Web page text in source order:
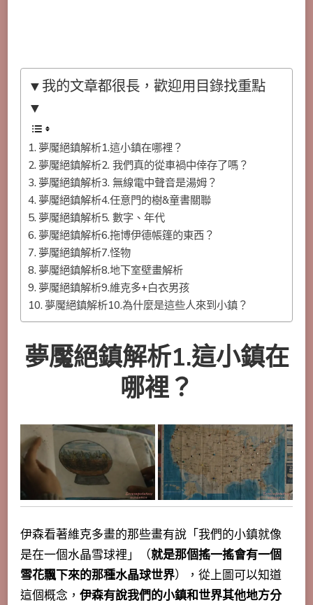
▼我的文章都很長，歡迎用目錄找重點
▼
夢魘絕鎮解析1.這小鎮在哪裡？
夢魘絕鎮解析2. 我們真的從車禍中倖存了嗎？
夢魘絕鎮解析3. 無線電中聲音是湯姆？
夢魘絕鎮解析4.任意門的樹&童書關聯
夢魘絕鎮解析5. 數字、年代
夢魘絕鎮解析6.拖博伊德帳篷的東西？
夢魘絕鎮解析7.怪物
夢魘絕鎮解析8.地下室壁畫解析
夢魘絕鎮解析9.維克多+白衣男孩
夢魘絕鎮解析10.為什麼是這些人來到小鎮？
夢魘絕鎮解析1.這小鎮在
哪裡？
伊森看著維克多畫的那些畫有說「我們的小鎮就像
是在一個水晶雪球裡」（就是那個搖一搖會有一個
雪花飄下來的那種水晶球世界），從上圖可以知道
這個概念， 伊森有說我們的小鎮和世界其他地方分